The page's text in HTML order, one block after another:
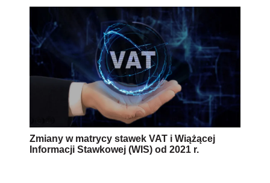
Zmiany w matrycy stawek VAT i Wiążącej
Informacji Stawkowej (WIS) od 2021 r.